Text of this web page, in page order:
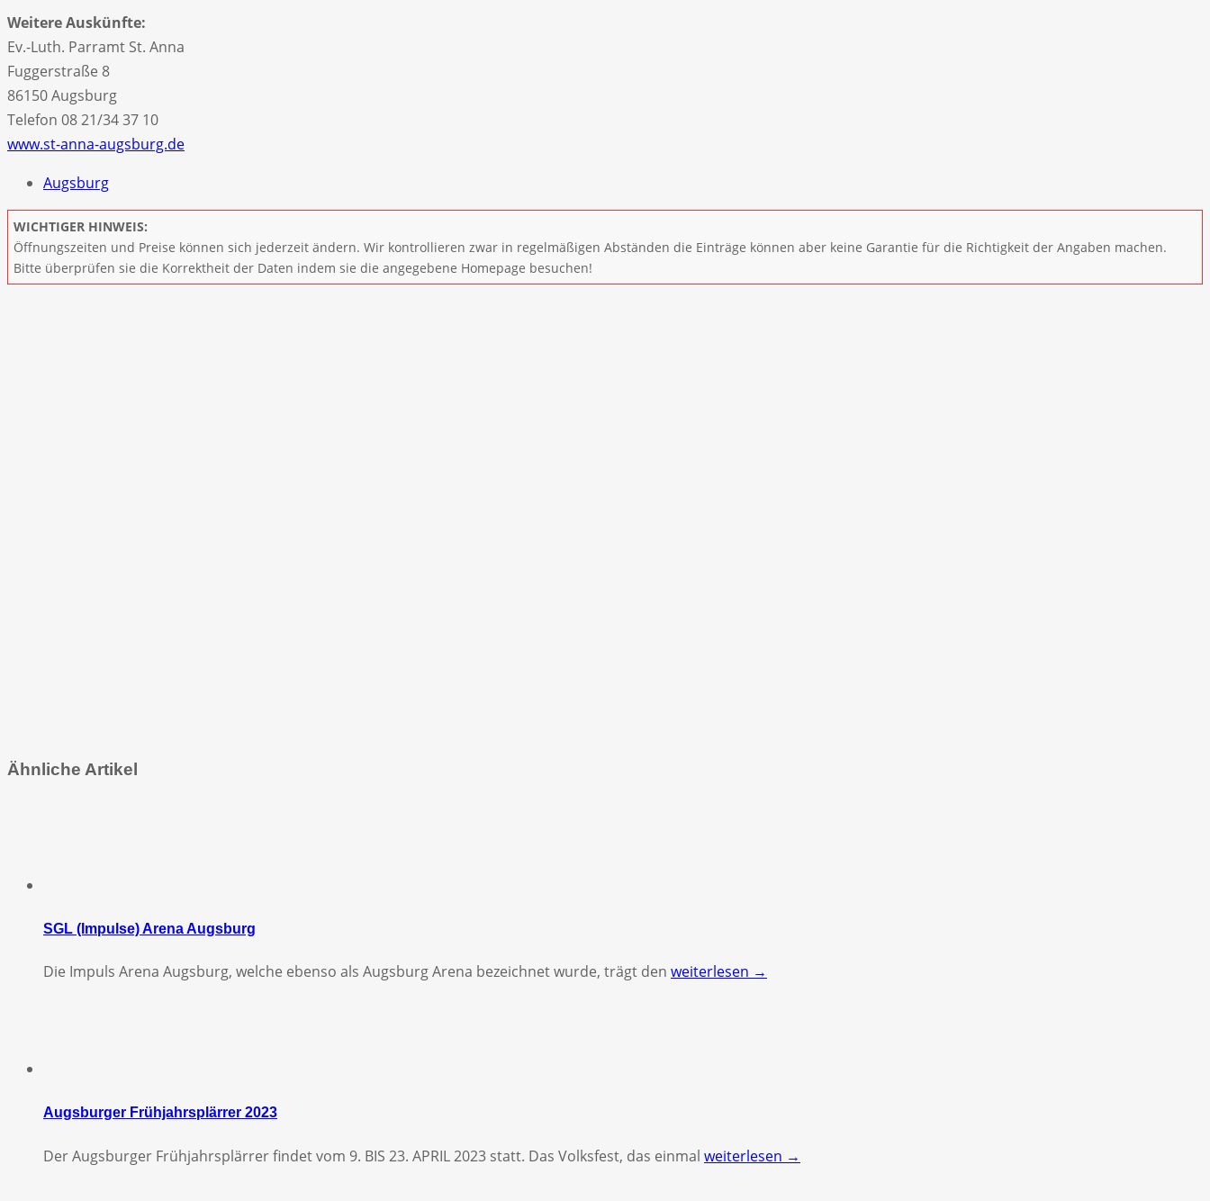
Weitere Auskünfte:
Ev.-Luth. Parramt St. Anna
Fuggerstraße 8
86150 Augsburg
Telefon 08 21/34 37 10
www.st-anna-augsburg.de
Augsburg
WICHTIGER HINWEIS:
Öffnungszeiten und Preise können sich jederzeit ändern. Wir kontrollieren zwar in regelmäßigen Abständen die Einträge können aber keine Garantie für die Richtigkeit der Angaben machen.
Bitte überprüfen sie die Korrektheit der Daten indem sie die angegebene Homepage besuchen!
Ähnliche Artikel
SGL (Impulse) Arena Augsburg
Die Impuls Arena Augsburg, welche ebenso als Augsburg Arena bezeichnet wurde, trägt den weiterlesen →
Augsburger Frühjahrsplärrer 2023
Der Augsburger Frühjahrsplärrer findet vom 9. BIS 23. APRIL 2023 statt. Das Volksfest, das einmal weiterlesen →